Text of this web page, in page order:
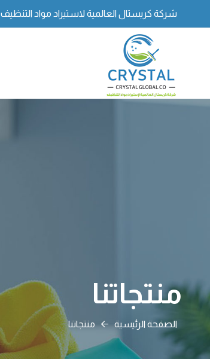
شركة كريستال العالمية لاستيراد مواد التنظيف
منتجاتنا
الصفحة الرئيسية منتجاتنا